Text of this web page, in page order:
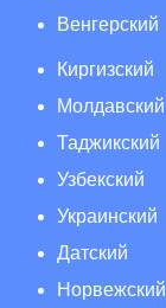
Венгерский
Киргизский
Молдавский
Таджикский
Узбекский
Украинский
Датский
Норвежский